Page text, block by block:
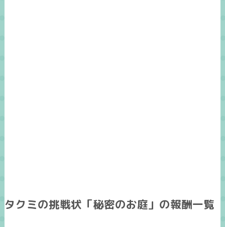
タクミの挑戦状「秘密のお庭」の報酬一覧